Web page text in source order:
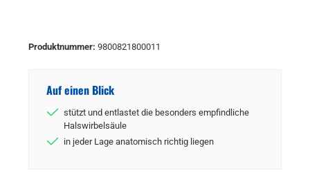
Produktnummer: 9800821800011
Auf einen Blick
stützt und entlastet die besonders empfindliche
Halswirbelsäule
in jeder Lage anatomisch richtig liegen